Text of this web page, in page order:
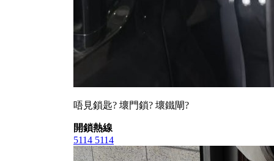
唔見鎖匙? 壞門鎖? 壞鐵閘?
開鎖熱線
5114 5114